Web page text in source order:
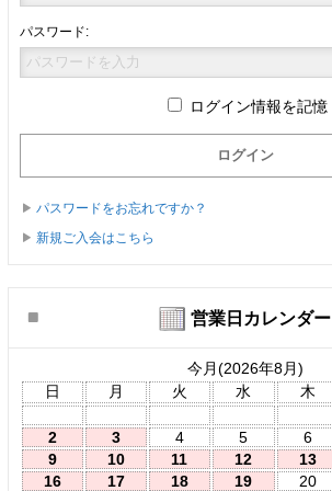
パスワード:
ログイン情報を記憶
パスワードをお忘れですか？
新規ご入会はこちら
営業日カレンダー
今月(2026年8月)
日
月 火 水 木
2
3 4 5 6
9
10 11 12 13
16
17 18 19 20